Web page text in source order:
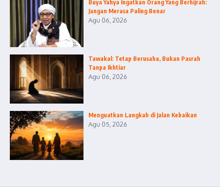
Buya Yahya Ingatkan Orang Yang Berhijrah:
Jangan Merasa Paling Benar
Agu 06, 2026
Tawakal: Tetap Berusaha, Bukan Pasrah
Tanpa Ikhtiar
Agu 06, 2026
Menguatkan Langkah di Jalan Kebaikan
Agu 05, 2026